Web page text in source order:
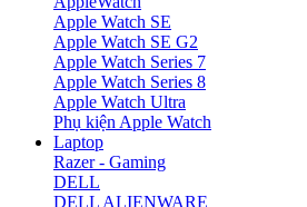
Apple Watch SE
Apple Watch SE G2
Apple Watch Series 7
Apple Watch Series 8
Apple Watch Ultra
Phụ kiện Apple Watch
Laptop
Razer - Gaming
DELL
DELL ALIENWARE